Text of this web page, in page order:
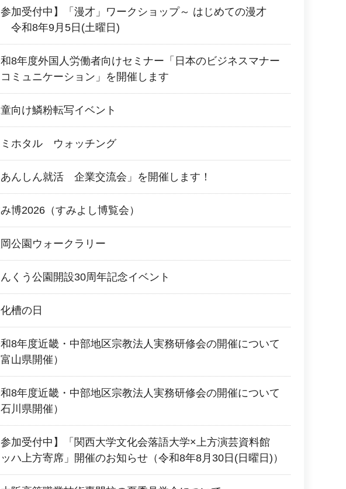
参加受付中】「漫才」ワークショップ～ はじめての漫才
令和8年9月5日(土曜日)
8年度外国人労働者向けセミナー「日本のビジネスマナー
コミュニケーション」を開催します
向け鱗粉転写イベント
ミホタル ウォッチング
あんしん就活 企業交流会」を開催します！
博2026（すみよし博覧会）
公園ウォークラリー
んくう公園開設30周年記念イベント
槽の日
8年度近畿・中部地区宗教法人実務研修会の開催について
富山県開催）
8年度近畿・中部地区宗教法人実務研修会の開催について
石川県開催）
参加受付中】「関西大学文化会落語大学×上方演芸資料館
ハ上方寄席」開催のお知らせ（令和8年8月30日(日曜日)）